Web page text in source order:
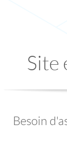
Site
Besoin